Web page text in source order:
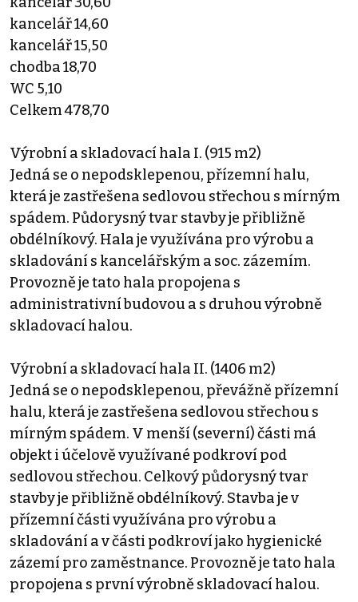
kancelář 14,60
kancelář 15,50
chodba 18,70
WC 5,10
Celkem 478,70
Výrobní a skladovací hala I. (915 m2)
Jedná se o nepodsklepenou, přízemní halu,
která je zastřešena sedlovou střechou s mírným
spádem. Půdorysný tvar stavby je přibližně
obdélníkový. Hala je využívána pro výrobu a
skladování s kancelářským a soc. zázemím.
Provozně je tato hala propojena s
administrativní budovou a s druhou výrobně
skladovací halou.
Výrobní a skladovací hala II. (1406 m2)
Jedná se o nepodsklepenou, převážně přízemní
halu, která je zastřešena sedlovou střechou s
mírným spádem. V menší (severní) části má
objekt i účelově využívané podkroví pod
sedlovou střechou. Celkový půdorysný tvar
stavby je přibližně obdélníkový. Stavba je v
přízemní části využívána pro výrobu a
skladování a v části podkroví jako hygienické
zázemí pro zaměstnance. Provozně je tato hala
propojena s první výrobně skladovací halou.